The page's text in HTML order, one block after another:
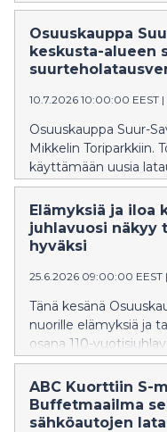
energiatehokkuutta
vastaamaan entistä
tarpeita.
loppuun mennessä.
Osuuskauppa
keskusta-alueen
10.7.2026 10:00:00 EEST |
Osuuskauppa Suur-
Mikkelin Toriparkkiin.
käyttämään uusia
​​Elämyksiä ja iloa
juhlavuosi näkyy
hyväksi​
25.6.2026 09:00:00 EEST |
Tänä kesänä
nuorille elämyksiä ja
osana 110-
alueen lapsille ja
liikkumista, uusien
tekemisen iloa.
ABC Kuorttiin S-
Buffetmaailma
sähköautojen